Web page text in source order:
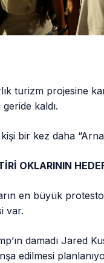
turizm projesine
kaldı.
bir kez daha
OKLARININ
en büyük
var.
damadı Jared
edilmesi